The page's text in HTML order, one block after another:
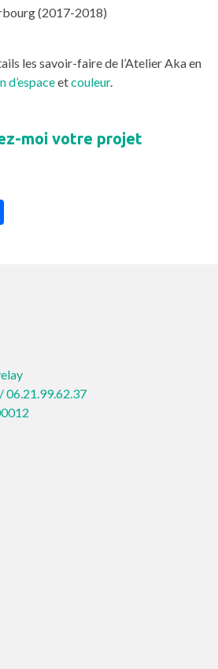
(2017-2018)
les savoir-faire de l’Atelier Aka en
d’espaceetcouleur.
moi votre projet
06.21.99.62.37